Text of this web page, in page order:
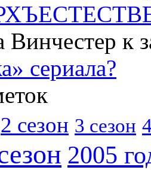
Винчестер к
сериала?
2 сезон 3 сезон
2005